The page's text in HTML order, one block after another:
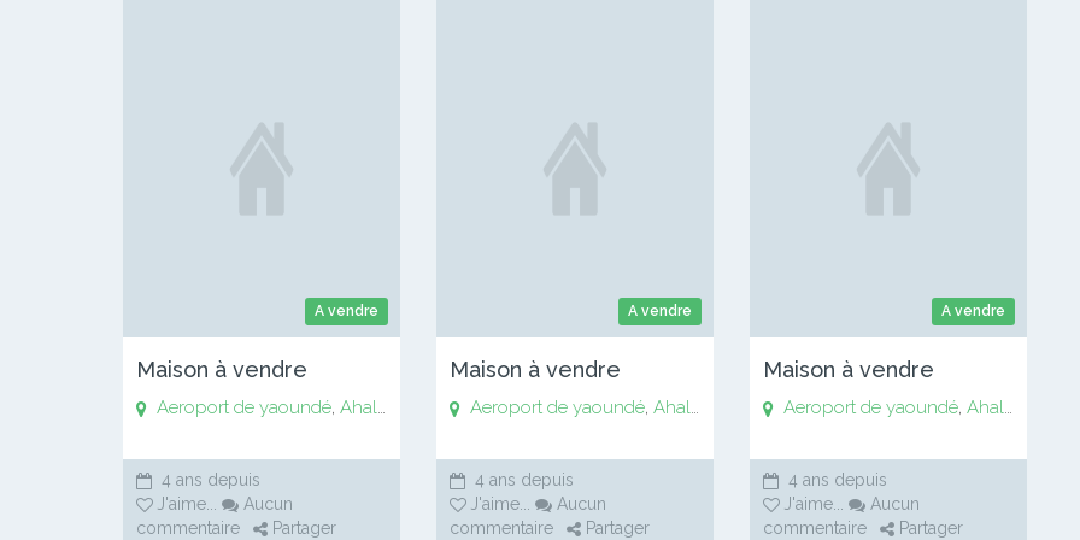
A vendre
Maison à vendre
Aeroport de yaoundé,Ahala Anguissa,Awaé,Bankomo,Biyem assi Centre ville de Soa,Chapelle Essos,
4 ans depuis
J'aime ...
Aucun
commentaire
Partager
A vendre
Maison à vendre
Aeroport de yaoundé,Ahala Anguissa,Awaé,Bankomo,Biyem assi
4 ans depuis
J'aime ...
Aucun
commentaire
Partager
A vendre
Maison à vendre
Aeroport de yaoundé,Ahala
4 ans depuis
J'aime ...
Aucun
commentaire
Partager